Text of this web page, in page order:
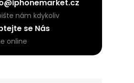
nám kdykoliv
se Nás
online